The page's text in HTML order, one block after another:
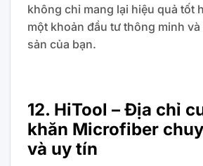
không chỉ mang lại hiệu quả tốt
một khoản đầu tư thông minh
sản của bạn.
12. HiTool – Địa chỉ
khăn Microfiber
và uy tín